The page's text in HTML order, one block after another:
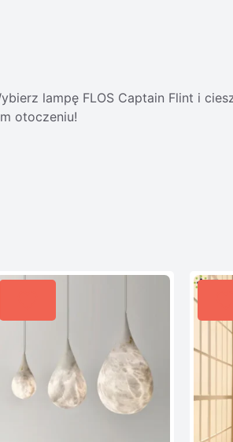
lampę FLOS Captain Flint i
otoczeniu!